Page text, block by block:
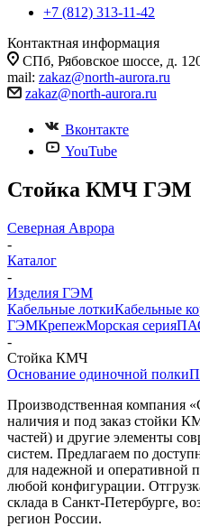
+7 (812) 313-11-42
Контактная информация
СПб, Рябовское шоссе, д.
mail: zakaz@north-aurora.ru
zakaz@north-aurora.ru
Вконтакте
YouTube
Стойка КМЧ ГЭМ
Северная Аврора
-
Каталог
-
Изделия ГЭМ
Кабельные лоткиКабельные
ГЭМКрепежМорская серия
-
Стойка КМЧ
Основание одиночной полки
Производственная компания
наличия и под заказ стойки
частей) и другие элементы
систем. Предлагаем по
для надежной и оперативной
любой конфигурации.
склада в Санкт-Петербурге,
регион России.